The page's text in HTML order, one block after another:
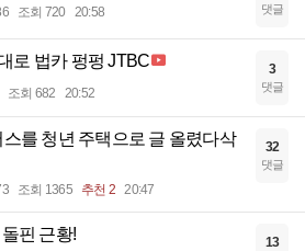
조회 720 20:58 댓글
로 법카 펑펑 JTBC
조회 682 20:52
3
댓글
스를 청년 주택으로 글 올렸다삭
조회 1365 추천 2 20:47
32
댓글
핀 근황! 13